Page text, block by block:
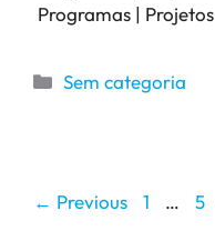
Programas | Projetos
Sem categoria
← Previous 1 … 5